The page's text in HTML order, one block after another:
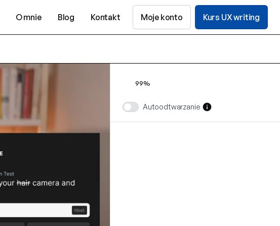
O mnie Blog Kontakt Moje konto Kurs UX writing
99%
Autoodtwarzanie info